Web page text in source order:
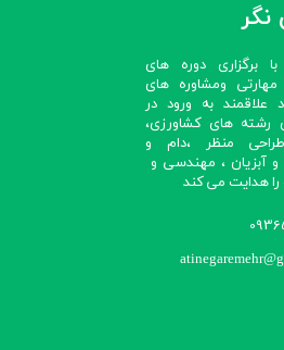
نگر
برگزاری دوره های
مهارتی ومشاوره های
علاقمند به ورود در
رشته های کشاورزی،
منظر ،دام و
و آبزیان ، مهندسی و
هدایت می کند​​​​​​​